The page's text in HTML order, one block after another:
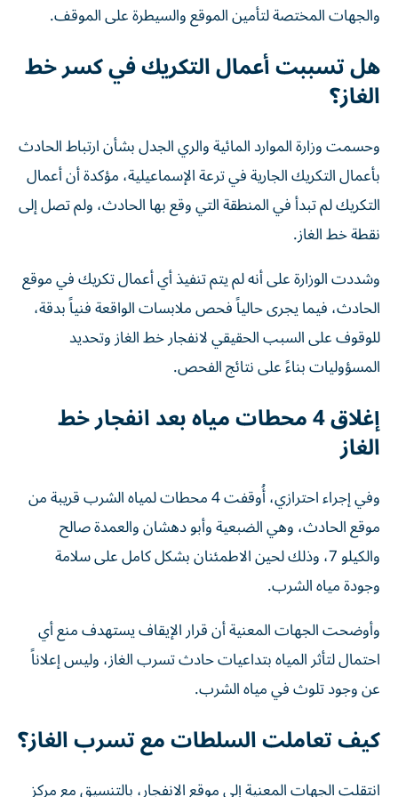
والجهات المختصة لتأمين الموقع والسيطرة على الموقف.
هل تسببت أعمال التكريك في كسر خط
الغاز؟
وحسمت وزارة الموارد المائية والري الجدل بشأن ارتباط الحادث
بأعمال التكريك الجارية في ترعة الإسماعيلية، مؤكدة أن أعمال
التكريك لم تبدأ في المنطقة التي وقع بها الحادث، ولم تصل إلى
نقطة خط الغاز.
وشددت الوزارة على أنه لم يتم تنفيذ أي أعمال تكريك في موقع
الحادث، فيما يجرى حالياً فحص ملابسات الواقعة فنياً بدقة،
للوقوف على السبب الحقيقي لانفجار خط الغاز وتحديد
المسؤوليات بناءً على نتائج الفحص.
إغلاق 4 محطات مياه بعد انفجار خط
الغاز
وفي إجراء احترازي، أُوقفت 4 محطات لمياه الشرب قريبة من
موقع الحادث، وهي الضبعية وأبو دهشان والعمدة صالح
والكيلو 7، وذلك لحين الاطمئنان بشكل كامل على سلامة
وجودة مياه الشرب.
وأوضحت الجهات المعنية أن قرار الإيقاف يستهدف منع أي
احتمال لتأثر المياه بتداعيات حادث تسرب الغاز، وليس إعلاناً
عن وجود تلوث في مياه الشرب.
كيف تعاملت السلطات مع تسرب الغاز؟